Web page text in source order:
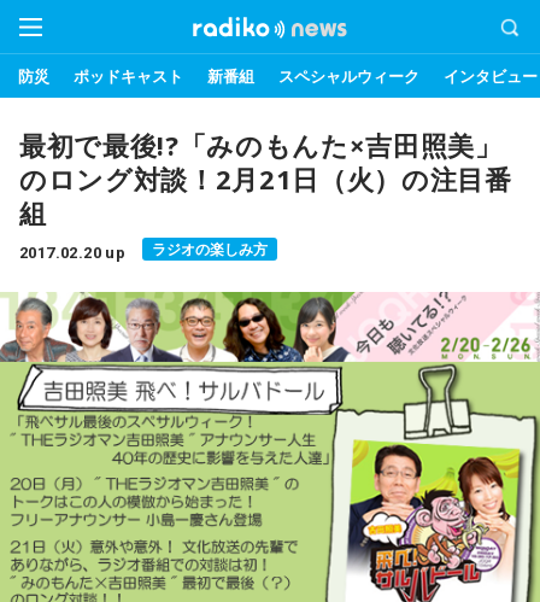
防災 ポッドキャスト 新番組 スペシャルウィーク インタビュー
最初で最後!?「みのもんた×吉田照美」
のロング対談！2月21日（火）の注目番
組
2017.02.20 up ラジオの楽しみ方